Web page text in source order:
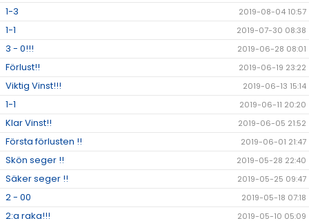
1-3 2019-08-04 10:57
1-1 2019-07-30 08:38
3 - 0!!! 2019-06-28 08:01
Förlust!! 2019-06-19 23:22
Viktig Vinst!!! 2019-06-13 15:14
1-1 2019-06-11 20:20
Klar Vinst!! 2019-06-05 21:52
Första förlusten !! 2019-06-01 21:47
Skön seger !! 2019-05-28 22:40
Säker seger !! 2019-05-25 09:47
2 - 00 2019-05-18 07:18
2:a raka!!!
2019-05-10 05:09